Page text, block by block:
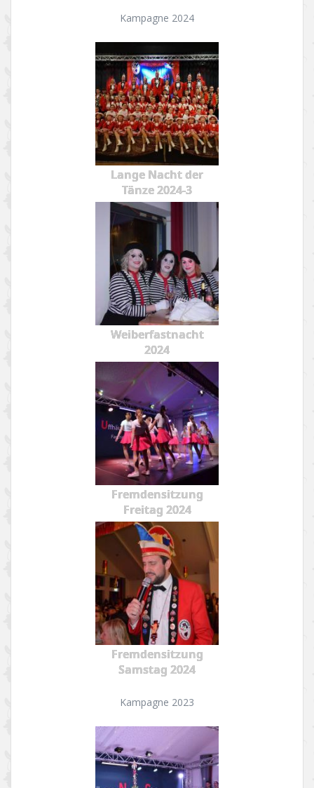
Kampagne 2024
Lange Nacht der
Tänze 2024-3
Weiberfastnacht
2024
Fremdensitzung
Freitag 2024
Fremdensitzung
Samstag 2024
Kampagne 2023